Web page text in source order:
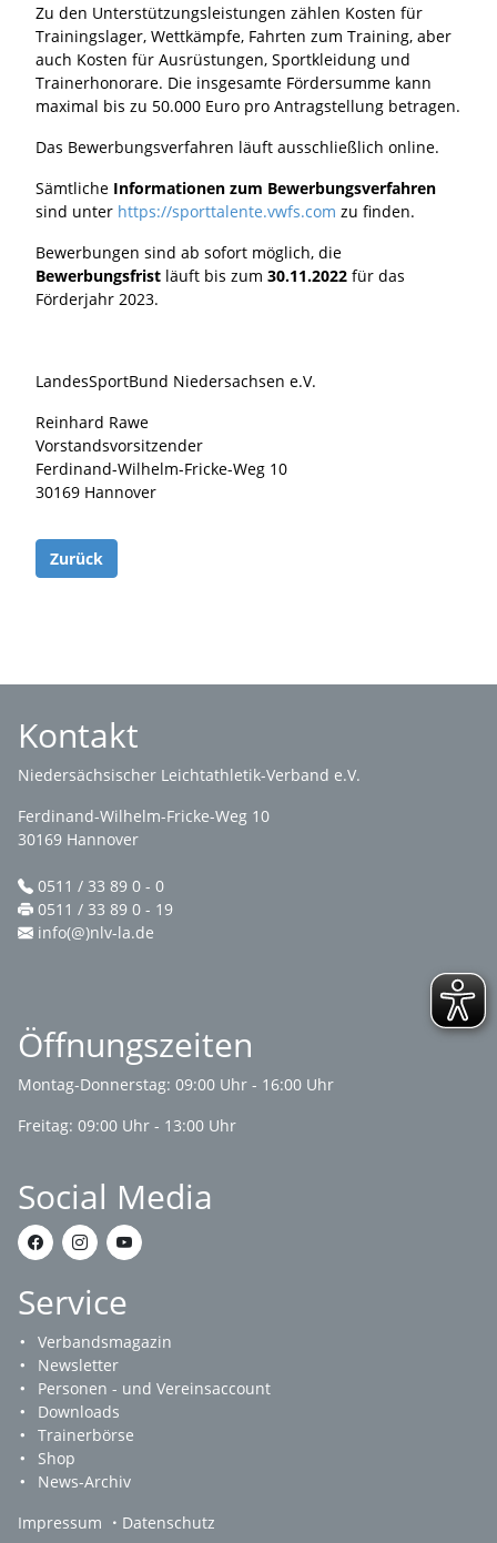
Zu den Unterstützungsleistungen zählen Kosten für
Trainingslager, Wettkämpfe, Fahrten zum Training, aber
auch Kosten für Ausrüstungen, Sportkleidung und
Trainerhonorare. Die insgesamte Fördersumme kann
maximal bis zu 50.000 Euro pro Antragstellung betragen.
Das Bewerbungsverfahren läuft ausschließlich online.
Sämtliche Informationen zum Bewerbungsverfahren
sind unter https://sporttalente.vwfs.com zu finden.
Bewerbungen sind ab sofort möglich, die
Bewerbungsfrist läuft bis zum 30.11.2022 für das
Förderjahr 2023.
LandesSportBund Niedersachsen e.V.
Reinhard Rawe
Vorstandsvorsitzender
Ferdinand-Wilhelm-Fricke-Weg 10
30169 Hannover
Zurück
Kontakt
Niedersächsischer Leichtathletik-Verband e.V.
Ferdinand-Wilhelm-Fricke-Weg 10
30169 Hannover
0511 / 33 89 0 - 0
0511 / 33 89 0 - 19
info(@)nlv-la.de
Öffnungszeiten
Montag-Donnerstag: 09:00 Uhr - 16:00 Uhr
Freitag: 09:00 Uhr - 13:00 Uhr
Social Media
Service
Verbandsmagazin
Newsletter
Personen - und Vereinsaccount
Downloads
Trainerbörse
Shop
News-Archiv
Impressum
Datenschutz